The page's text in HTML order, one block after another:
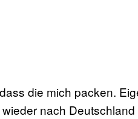
die mich packen.
nach